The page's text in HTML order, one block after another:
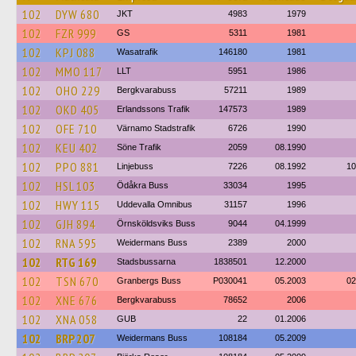
102 DYW 680 JKT 4983 1979
102 FZR 999 GS 5311 1981
102 KPJ 088 Wasatrafik 146180 1981
102 MMO 117 LLT 5951 1986
102 OHO 229 Bergkvarabuss 57211 1989
102 OKD 405 Erlandssons Trafik 147573 1989
102 OFE 710 Värnamo Stadstrafik 6726 1990
102 KEU 402 Söne Trafik 2059 08.1990
102 PPO 881 Linjebuss 7226 08.1992
102 HSL 103 Ödåkra Buss 33034 1995
102 HWY 115 Uddevalla Omnibus 31157 1996
102 GJH 894 Örnsköldsviks Buss 9044 04.1999
102 RNA 595 Weidermans Buss 2389 2000
102 RTG 169 Stadsbussarna 1838501 12.2000
102 TSN 670 Granbergs Buss P030041 05.2003
102 XNE 676 Bergkvarabuss 78652 2006
102 XNA 058 GUB 22 01.2006
102 BRP 207 Weidermans Buss 108184 05.2009